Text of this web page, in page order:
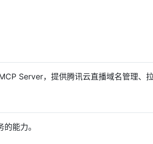
Server，提供腾讯云直播域名管理、拉
能力。